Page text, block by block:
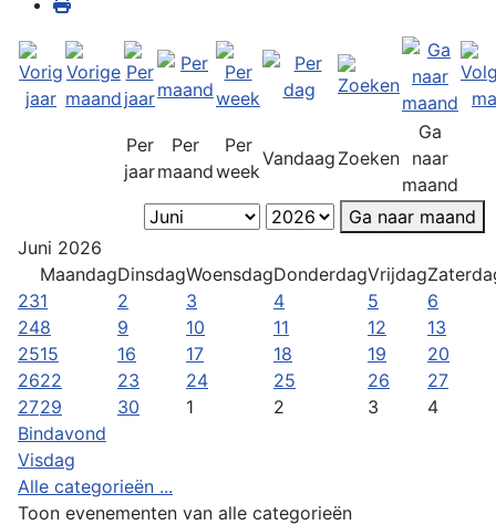
Per
jaar
Per
maand
Per
week
Vandaag Zoeken
Ga
naar
maand
Ga naar maand
Juni 2026
MaandagDinsdagWoensdagDonderdagVrijdag
231 2 3 4 5
6
248 9 10 11 12
13
2515 16 17 18 19
20
2622 23 24 25 26
27
2729 30 1 2 3
4
Bindavond
Visdag
Alle categorieën ...
Toon evenementen van alle categorieën